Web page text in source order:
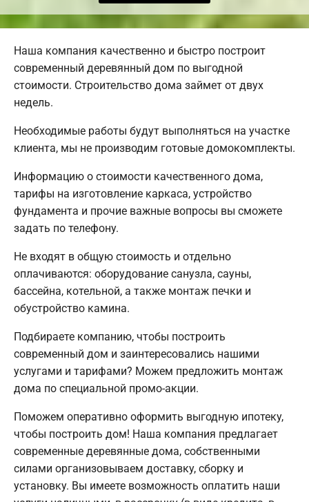
Наша компания качественно и быстро построит
современный деревянный дом по выгодной
стоимости. Строительство дома займет от двух
недель.
Необходимые работы будут выполняться на участке
клиента, мы не производим готовые домокомплекты.
Информацию о стоимости качественного дома,
тарифы на изготовление каркаса, устройство
фундамента и прочие важные вопросы вы сможете
задать по телефону.
Не входят в общую стоимость и отдельно
оплачиваются: оборудование санузла, сауны,
бассейна, котельной, а также монтаж печки и
обустройство камина.
Подбираете компанию, чтобы построить
современный дом и заинтересовались нашими
услугами и тарифами? Можем предложить монтаж
дома по специальной промо-акции.
Поможем оперативно оформить выгодную ипотеку,
чтобы построить дом! Наша компания предлагает
современные деревянные дома, собственными
силами организовываем доставку, сборку и
установку. Вы имеете возможность оплатить наши